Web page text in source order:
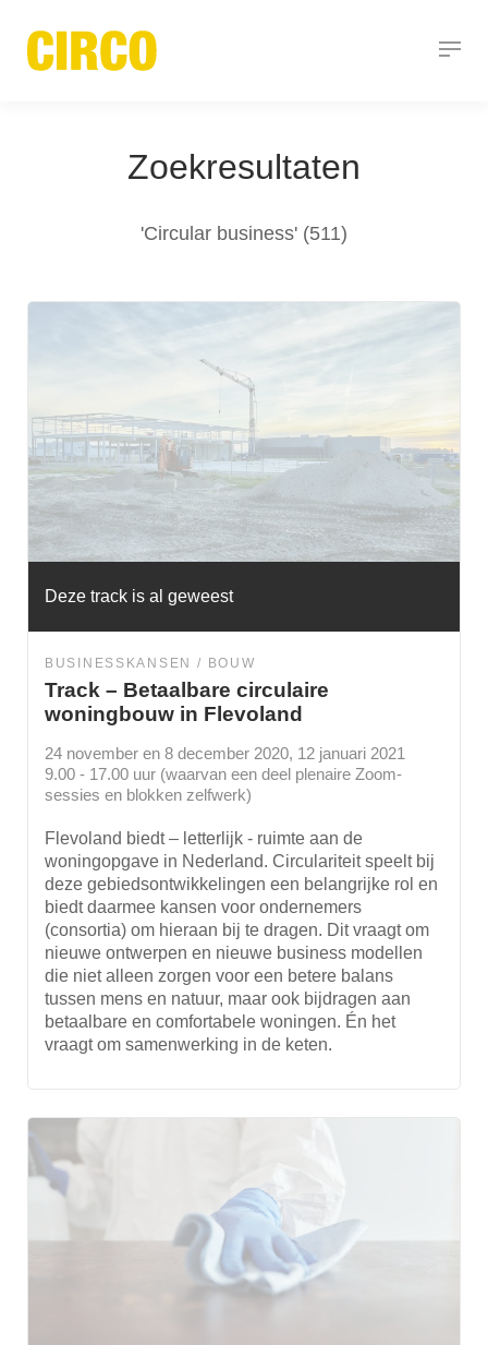
Zoekresultaten
'Circular business' (511)
Deze track is al geweest
BUSINESSKANSEN BOUW
Track – Betaalbare circulaire
woningbouw in Flevoland
24 november en 8 december 2020, 12 januari 2021
9.00 - 17.00 uur (waarvan een deel plenaire Zoom-
sessies en blokken zelfwerk)
Flevoland biedt – letterlijk - ruimte aan de
woningopgave in Nederland. Circulariteit speelt bij
deze gebiedsontwikkelingen een belangrijke rol en
biedt daarmee kansen voor ondernemers
(consortia) om hieraan bij te dragen. Dit vraagt om
nieuwe ontwerpen en nieuwe business modellen
die niet alleen zorgen voor een betere balans
tussen mens en natuur, maar ook bijdragen aan
betaalbare en comfortabele woningen. Én het
vraagt om samenwerking in de keten.